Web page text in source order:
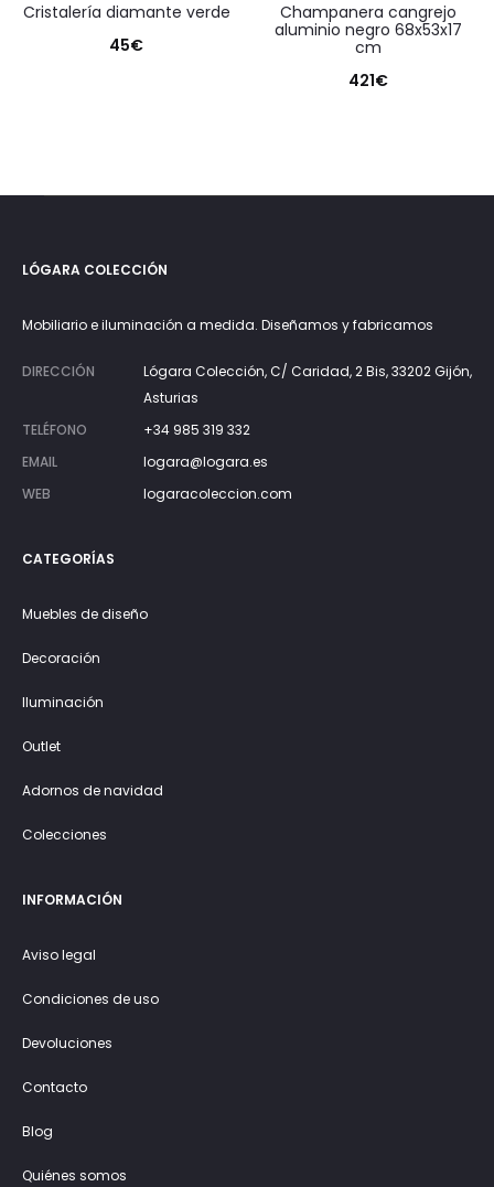
cristalería diamante verde
45€
champanera cangrejo
aluminio negro 68x53x17
cm
421€
LÓGARA COLECCIÓN
Mobiliario e iluminación a medida. Diseñamos y fabricamos
DIRECCIÓN
Lógara Colección, C/ Caridad, 2 Bis, 33202 Gijón,
Asturias
TELÉFONO
+34 985 319 332
EMAIL
logara@logara.es
WEB
logaracoleccion.com
CATEGORÍAS
Muebles de diseño
Decoración
Iluminación
Outlet
Adornos de navidad
Colecciones
INFORMACIÓN
Aviso legal
Condiciones de uso
Devoluciones
Contacto
Blog
Quiénes somos